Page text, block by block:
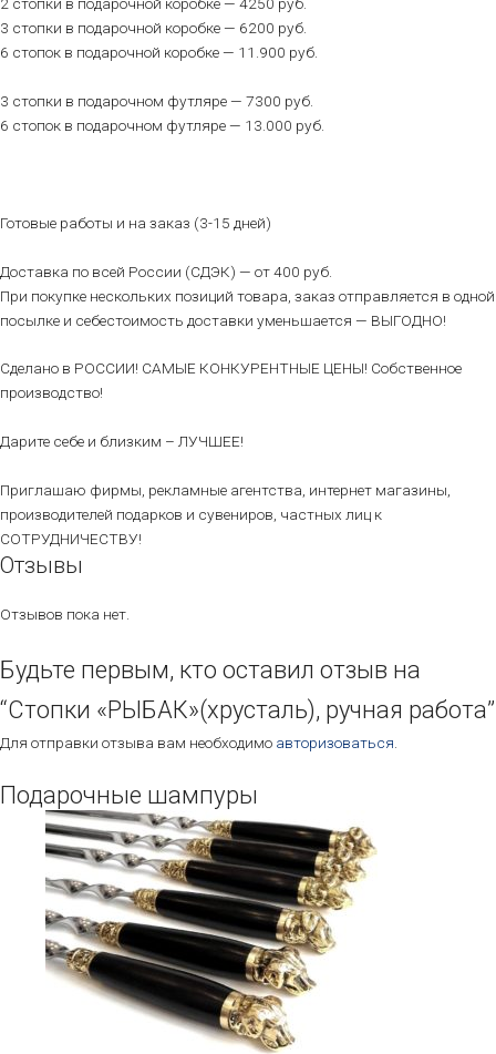
3 стопки в подарочной коробке — 6200 руб.
6 стопок в подарочной коробке — 11.900 руб.
3 стопки в подарочном футляре — 7300 руб.
6 стопок в подарочном футляре — 13.000 руб.
Готовые работы и на заказ (3-15 дней)
Доставка по всей России (СДЭК) — от 400 руб.
При покупке нескольких позиций товара, заказ отправляется в одной
посылке и себестоимость доставки уменьшается — ВЫГОДНО!
Сделано в РОССИИ! САМЫЕ КОНКУРЕНТНЫЕ ЦЕНЫ! Собственное
производство!
Дарите себе и близким – ЛУЧШЕЕ!
Приглашаю фирмы, рекламные агентства, интернет магазины,
производителей подарков и сувениров, частных лиц к
СОТРУДНИЧЕСТВУ!
Отзывы
Отзывов пока нет.
Будьте первым, кто оставил отзыв на
“Стопки «РЫБАК»(хрусталь), ручная работа”
Для отправки отзыва вам необходимо авторизоваться
Подарочные шампуры
товар
имеет
несколько
Опции